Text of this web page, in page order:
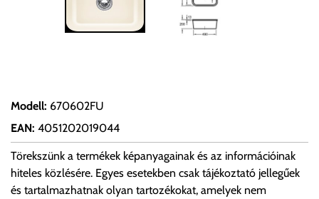
Modell: 670602FU
EAN: 4051202019044
Törekszünk a termékek képanyagainak és az információinak
hiteles közlésére. Egyes esetekben csak tájékoztató jellegűek
és tartalmazhatnak olyan tartozékokat, amelyek nem